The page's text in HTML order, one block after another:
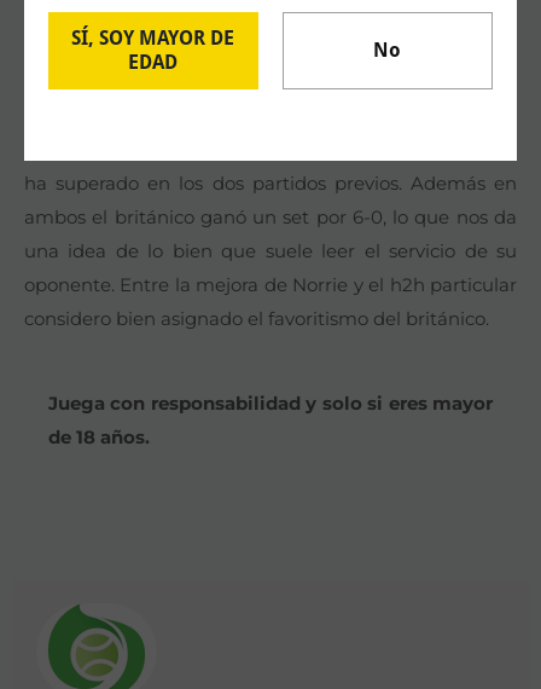
SÍ, SOY MAYOR DE
EDAD
No
avanzarse con dos roturas de ventaja. A pesar de que
remontó y ganó en 2 parciales Tiafoe no convenció y
ha superado en los dos partidos previos. Además en
ambos el británico ganó un set por 6-0, lo que nos da
una idea de lo bien que suele leer el servicio de su
oponente. Entre la mejora de Norrie y el h2h particular
considero bien asignado el favoritismo del británico.
Juega con responsabilidad y solo si eres mayor
de 18 años.